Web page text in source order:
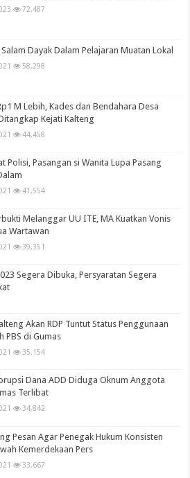
72,487
Dayak Dalam Pelajaran Muatan Lokal
58,298
M Lebih, Kades dan Bendahara Desa
Kejati Kalteng
44,458
Polisi, Pasangan si Wanita Lupa Pasang
41,554
Melanggar UU ITE, MA Kuatkan Vonis
Wartawan
39,351
Segera Dibuka, Persyaratan Segera
Akan RDP Tuntut Status Penggunaan
PBS di Gumas
35,154
Dana ADD Diduga Oknum Anggota
Terlibat
34,842
Pesan Agar Penegak Hukum Konsisten
Kemerdekaan Pers
33,667